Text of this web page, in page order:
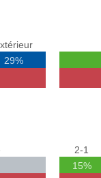
29%
2-1
15%